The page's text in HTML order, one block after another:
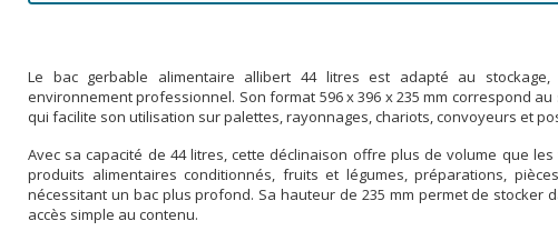
Le bac gerbable alimentaire allibert 44 litres est adapté au
environnement professionnel. Son format 596 x 396 x 235 mm correspond
qui facilite son utilisation sur palettes, rayonnages, chariots, convoyeurs et
Avec sa capacité de 44 litres, cette déclinaison offre plus de volume que
produits alimentaires conditionnés, fruits et légumes, préparations,
nécessitant un bac plus profond. Sa hauteur de 235 mm permet de stocker
accès simple au contenu.